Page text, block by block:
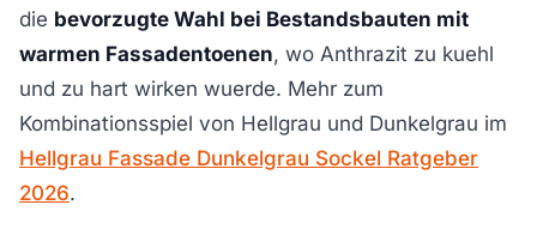
die bevorzugte Wahl bei Bestandsbauten mit
warmen Fassadentoenen, wo Anthrazit zu kuehl
und zu hart wirken wuerde. Mehr zum
Kombinationsspiel von Hellgrau und Dunkelgrau im
Hellgrau Fassade Dunkelgrau Sockel Ratgeber
2026.